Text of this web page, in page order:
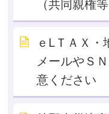
（共同親権
ｅLＴＡＸ・
メールやＳ
意ください